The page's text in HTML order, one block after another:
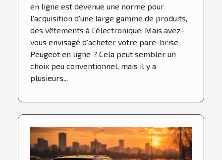
en ligne est devenue une norme pour
l'acquisition d'une large gamme de produits,
des vêtements à l'électronique. Mais avez-
vous envisagé d'acheter votre pare-brise
Peugeot en ligne ? Cela peut sembler un
choix peu conventionnel, mais il y a
plusieurs...